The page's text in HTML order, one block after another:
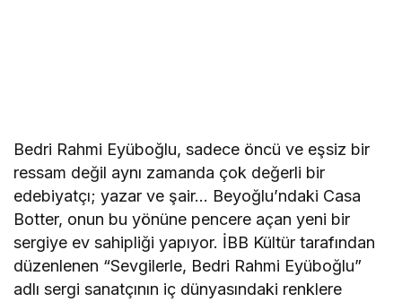
Bedri Rahmi Eyüboğlu, sadece öncü ve eşsiz bir
ressam değil aynı zamanda çok değerli bir
edebiyatçı; yazar ve şair… Beyoğlu’ndaki Casa
Botter, onun bu yönüne pencere açan yeni bir
sergiye ev sahipliği yapıyor. İBB Kültür tarafından
düzenlenen “Sevgilerle, Bedri Rahmi Eyüboğlu”
adlı sergi sanatçının iç dünyasındaki renklere